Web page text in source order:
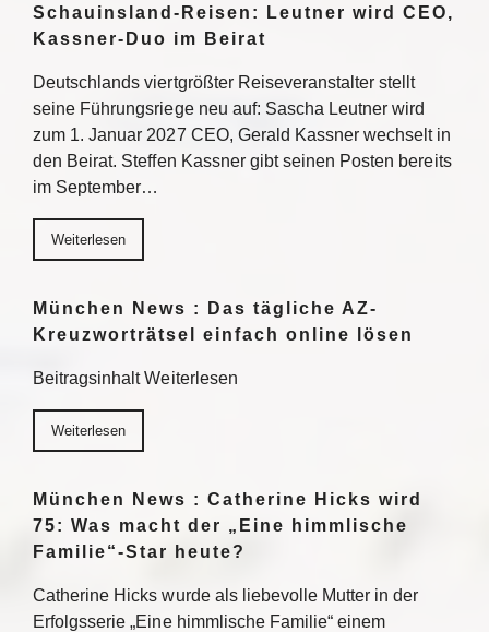
Schauinsland-Reisen: Leutner wird CEO,
Kassner-Duo im Beirat
Deutschlands viertgrößter Reiseveranstalter stellt
seine Führungsriege neu auf: Sascha Leutner wird
zum 1. Januar 2027 CEO, Gerald Kassner wechselt in
den Beirat. Steffen Kassner gibt seinen Posten bereits
im September…
Weiterlesen
München News : Das tägliche AZ-
Kreuzworträtsel einfach online lösen
Beitragsinhalt Weiterlesen
Weiterlesen
München News : Catherine Hicks wird
75: Was macht der „Eine himmlische
Familie“-Star heute?
Catherine Hicks wurde als liebevolle Mutter in der
Erfolgsserie „Eine himmlische Familie“ einem